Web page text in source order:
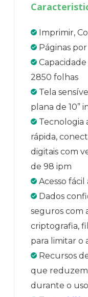
Imprimir,
Páginas por
Capacidade
2850 folhas
Tela
plana de 10”
Tecnologia
rápida,
digitais com
de 98 ipm
Acesso fácil
Dados
seguros com
criptografia,
para limitar o
Recursos
que
durante o